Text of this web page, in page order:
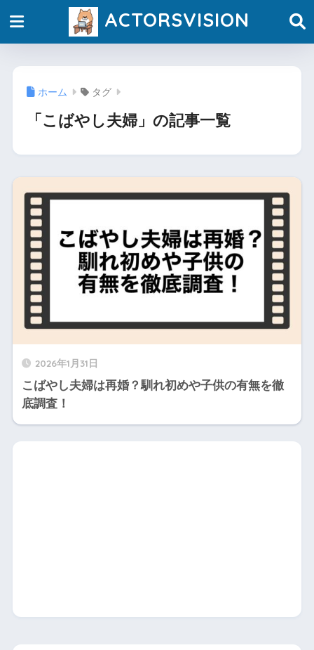
ACTORSVISION
ホーム タグ
「こばやし夫婦」の記事一覧
2026年1月31日
こばやし夫婦は再婚？馴れ初めや子供の有無を徹
底調査！